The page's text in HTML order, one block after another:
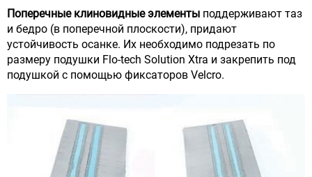
Поперечные клиновидные элементы поддерживают таз
и бедро (в поперечной плоскости), придают
устойчивость осанке. Их необходимо подрезать по
размеру подушки Flo-tech Solution Xtra и закрепить под
подушкой с помощью фиксаторов Velcro.